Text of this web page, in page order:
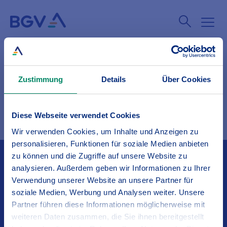
Zustimmung Details Über Cookies
Diese Webseite verwendet Cookies
Wir verwenden Cookies, um Inhalte und Anzeigen zu
personalisieren, Funktionen für soziale Medien anbieten
zu können und die Zugriffe auf unsere Website zu
analysieren. Außerdem geben wir Informationen zu Ihrer
Verwendung unserer Website an unsere Partner für
soziale Medien, Werbung und Analysen weiter. Unsere
Partner führen diese Informationen möglicherweise mit
weiteren Daten zusammen, die Sie ihnen bereitgestellt
Kontaktformular
Kontakt
Service